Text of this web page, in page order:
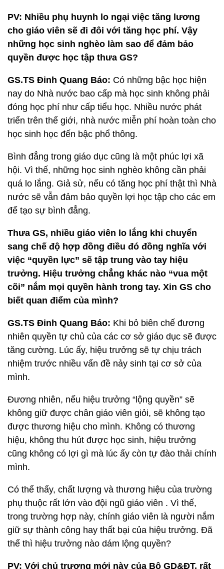
PV: Nhiều phụ huynh lo ngại việc tăng lương
cho giáo viên sẽ đi đôi với tăng học phí. Vậy
những học sinh nghèo làm sao để đảm bảo
quyền được học tập thưa GS?
GS.TS Đinh Quang Báo: Có những bậc học hiện
nay do Nhà nước bao cấp mà học sinh không phải
đóng học phí như cấp tiểu học. Nhiều nước phát
triển trên thế giới, nhà nước miễn phí hoàn toàn cho
học sinh học đến bậc phổ thông.
Bình đẳng trong giáo dục cũng là một phúc lợi xã
hội. Vì thế, những học sinh nghèo không cần phải
quá lo lắng. Giả sử, nếu có tăng học phí thật thì Nhà
nước sẽ vẫn đảm bảo quyền lợi học tập cho các em
để tạo sự bình đẳng.
Thưa GS, nhiều giáo viên lo lắng khi chuyển
sang chế độ hợp đồng điều đó đồng nghĩa với
việc “quyền lực” sẽ tập trung vào tay hiệu
trưởng. Hiệu trưởng chẳng khác nào “vua một
cõi” nắm mọi quyền hành trong tay. Xin GS cho
biết quan điểm của mình?
GS.TS Đinh Quang Báo: Khi bỏ biên chế đương
nhiên quyền tự chủ của các cơ sở giáo dục sẽ được
tăng cường. Lúc ấy, hiệu trưởng sẽ tự chịu trách
nhiệm trước nhiều vấn đề nảy sinh tại cơ sở của
mình.
Đương nhiên, nếu hiệu trưởng “lộng quyền” sẽ
không giữ được chân giáo viên giỏi, sẽ không tạo
được thương hiệu cho mình. Không có thương
hiệu, không thu hút được học sinh, hiệu trưởng
cũng không có lợi gì mà lúc ấy còn tự đào thải chính
mình.
Có thể thấy, chất lượng và thương hiệu của trường
phụ thuộc rất lớn vào đội ngũ giáo viên . Vì thế,
trong trường hợp này, chính giáo viên là người nắm
giữ sự thành công hay thất bại của hiệu trưởng. Đã
thế thì hiệu trưởng nào dám lộng quyền?
PV: Với chủ trương mới này của Bộ GD&ĐT, rất